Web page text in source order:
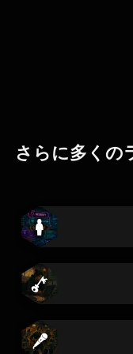
さらに多くの